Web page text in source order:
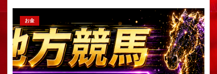
お金